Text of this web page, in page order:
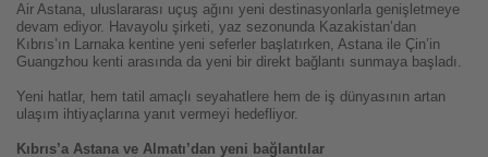
Air Astana, uluslararası uçuş ağını yeni destinasyonlarla genişletmeye
devam ediyor. Havayolu şirketi, yaz sezonunda Kazakistan’dan
Kıbrıs’ın Larnaka kentine yeni seferler başlatırken, Astana ile Çin’in
Guangzhou kenti arasında da yeni bir direkt bağlantı sunmaya başladı.
Yeni hatlar, hem tatil amaçlı seyahatlere hem de iş dünyasının artan
ulaşım ihtiyaçlarına yanıt vermeyi hedefliyor.
Kıbrıs’a Astana ve Almatı’dan yeni bağlantılar